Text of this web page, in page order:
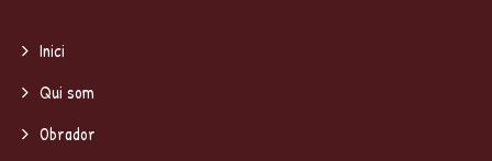
Inici
Qui som
Obrador